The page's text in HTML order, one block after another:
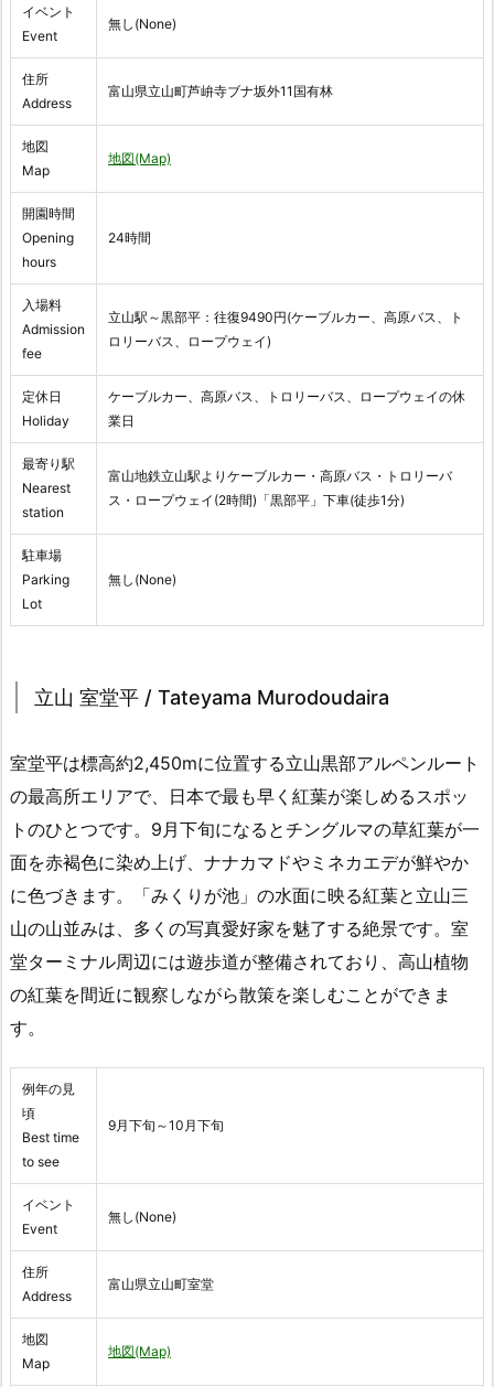
イベント
Event
無し(None)
住所
Address
富山県立山町芦峅寺ブナ坂外11国有林
地図
Map
地図(Map)
開園時間
Opening
hours
24時間
入場料
Admission
fee
立山駅～黒部平：往復9490円(ケーブルカー、高原バス、ト
ロリーバス、ロープウェイ)
定休日
Holiday
ケーブルカー、高原バス、トロリーバス、ロープウェイの休
業日
最寄り駅
Nearest
station
富山地鉄立山駅よりケーブルカー・高原バス・トロリーバ
ス・ロープウェイ(2時間)「黒部平」下車(徒歩1分)
駐車場
Parking
Lot
無し(None)
立山 室堂平 / Tateyama Murodoudaira
室堂平は標高約2,450mに位置する立山黒部アルペンルート
の最高所エリアで、日本で最も早く紅葉が楽しめるスポッ
トのひとつです。9月下旬になるとチングルマの草紅葉が一
面を赤褐色に染め上げ、ナナカマドやミネカエデが鮮やか
に色づきます。「みくりが池」の水面に映る紅葉と立山三
山の山並みは、多くの写真愛好家を魅了する絶景です。室
堂ターミナル周辺には遊歩道が整備されており、高山植物
の紅葉を間近に観察しながら散策を楽しむことができま
す。
例年の見
頃
Best time
to see
9月下旬～10月下旬
イベント
Event
無し(None)
住所
Address
富山県立山町室堂
地図
Map
地図(Map)